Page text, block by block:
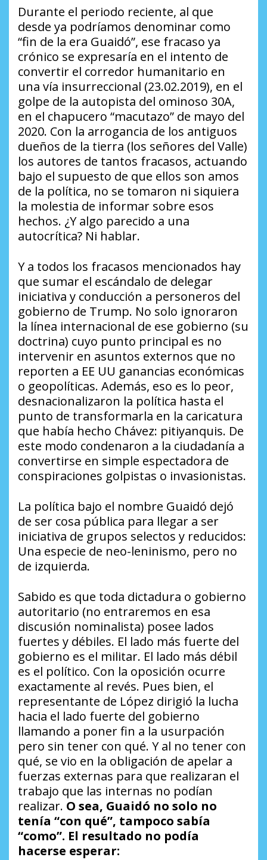
Durante el periodo reciente, al que
desde ya podríamos denominar como
“fin de la era Guaidó”, ese fracaso ya
crónico se expresaría en el intento de
convertir el corredor humanitario en
una vía insurreccional (23.02.2019), en el
golpe de la autopista del ominoso 30A,
en el chapucero “macutazo” de mayo del
2020. Con la arrogancia de los antiguos
dueños de la tierra (los señores del Valle)
los autores de tantos fracasos, actuando
bajo el supuesto de que ellos son amos
de la política, no se tomaron ni siquiera
la molestia de informar sobre esos
hechos. ¿Y algo parecido a una
autocrítica? Ni hablar.
Y a todos los fracasos mencionados hay
que sumar el escándalo de delegar
iniciativa y conducción a personeros del
gobierno de Trump. No solo ignoraron
la línea internacional de ese gobierno (su
doctrina) cuyo punto principal es no
intervenir en asuntos externos que no
reporten a EE UU ganancias económicas
o geopolíticas. Además, eso es lo peor,
desnacionalizaron la política hasta el
punto de transformarla en la caricatura
que había hecho Chávez: pitiyanquis. De
este modo condenaron a la ciudadanía a
convertirse en simple espectadora de
conspiraciones golpistas o invasionistas.
La política bajo el nombre Guaidó dejó
de ser cosa pública para llegar a ser
iniciativa de grupos selectos y reducidos:
Una especie de neo-leninismo, pero no
de izquierda.
Sabido es que toda dictadura o gobierno
autoritario (no entraremos en esa
discusión nominalista) posee lados
fuertes y débiles. El lado más fuerte del
gobierno es el militar. El lado más débil
es el político. Con la oposición ocurre
exactamente al revés. Pues bien, el
representante de López dirigió la lucha
hacia el lado fuerte del gobierno
llamando a poner fin a la usurpación
pero sin tener con qué. Y al no tener con
qué, se vio en la obligación de apelar a
fuerzas externas para que realizaran el
trabajo que las internas no podían
realizar. O sea, Guaidó no solo no
tenía “con qué”, tampoco sabía
“como”. El resultado no podía
hacerse esperar: